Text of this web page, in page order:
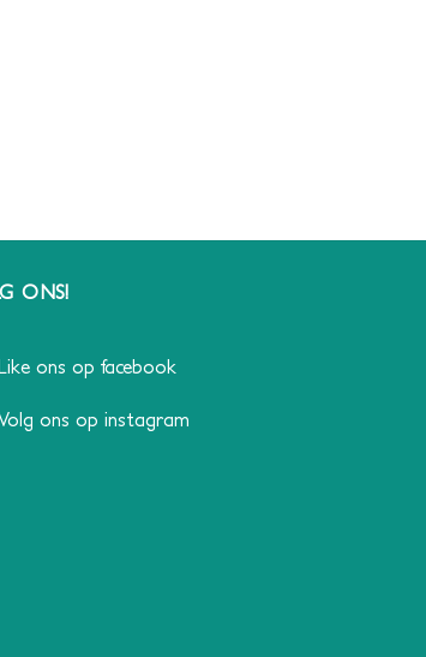
ONS!
ons op facebook
ons op instagram